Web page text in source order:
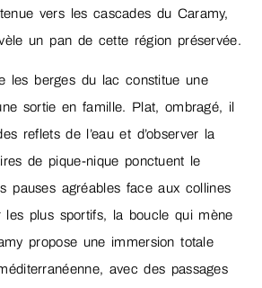
vers les cascades du Caramy,
un pan de cette région préservée.
les berges du lac constitue une
sortie en famille. Plat, ombragé, il
reflets de l’eau et d’observer la
de pique-nique ponctuent le
pauses agréables face aux collines
les plus sportifs, la boucle qui mène
propose une immersion totale
avec des passages